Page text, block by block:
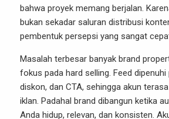
bahwa proyek memang berjalan.
bukan sekadar saluran distribusi
pembentuk persepsi yang sangat
Masalah terbesar banyak brand
fokus pada hard selling. Feed
diskon, dan CTA, sehingga akun
iklan. Padahal brand dibangun ketika
Anda hidup, relevan, dan konsisten.